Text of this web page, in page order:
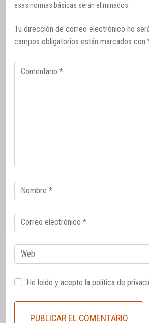
esas normas básicas serán eliminados.
Tu dirección de correo electrónico no
campos obligatorios están marcados con
Comentario
Correo
electrónico
Correo
electrónico
Web
He leido y acepto la política de